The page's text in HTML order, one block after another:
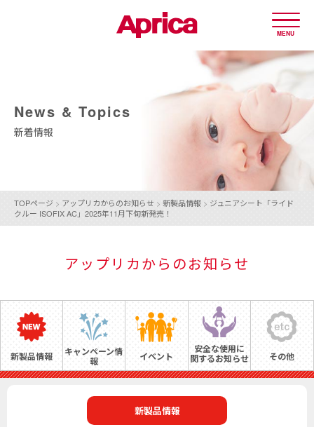
MENU
News & Topics
新着情報
TOPページ > アップリカからのお知らせ > 新製品情報 > ジュニアシート「ライド
クルー ISOFIX AC」2025年11月下旬新発売！
アップリカからのお知らせ
新製品情報 キャンペーン情
報 イベント
安全な使用に
関するお知らせ その他
新製品情報